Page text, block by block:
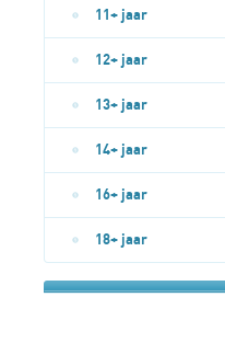
11+ jaar
12+ jaar
13+ jaar
14+ jaar
16+ jaar
18+ jaar